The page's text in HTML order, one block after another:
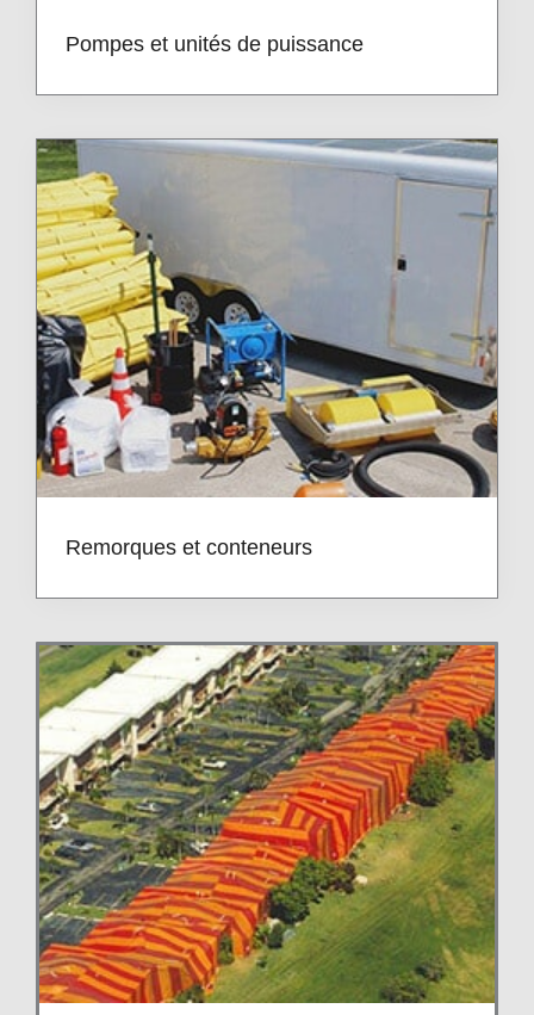
Pompes et unités de puissance
Remorques et conteneurs